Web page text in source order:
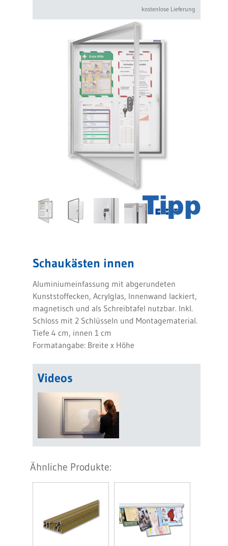
kostenlose Lieferung
Schaukästen innen
Aluminiumeinfassung mit abgerundeten
Kunststoffecken, Acrylglas, Innenwand lackiert,
magnetisch und als Schreibtafel nutzbar. Inkl.
Schloss mit 2 Schlüsseln und Montagematerial.
Tiefe 4 cm, innen 1 cm
Formatangabe: Breite x Höhe
Videos
Ähnliche Produkte: